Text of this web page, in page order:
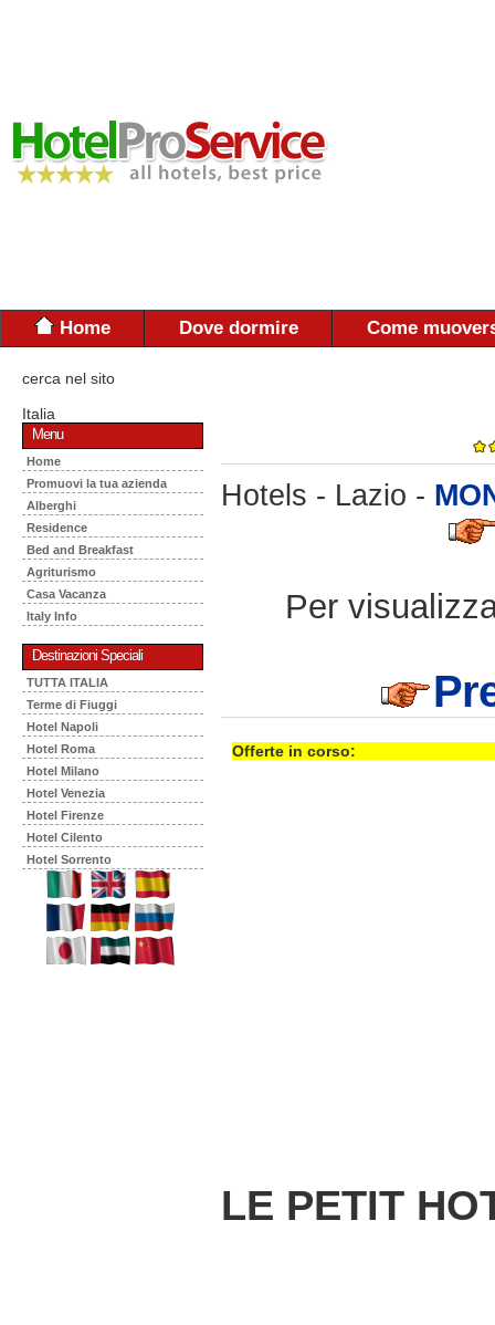
Home Dove dormire Come
cerca nel sito
Italia
Menu
Home
Promuovi la tua azienda
Alberghi
Residence
Bed and Breakfast
Agriturismo
Casa Vacanza
Italy Info
Destinazioni Speciali
TUTTA ITALIA
Terme di Fiuggi
Hotel Napoli
Hotel Roma
Hotel Milano
Hotel Venezia
Hotel Firenze
Hotel Cilento
Hotel Sorrento
Hotels - Lazio -
Per
Offerte in corso:
LE PETIT